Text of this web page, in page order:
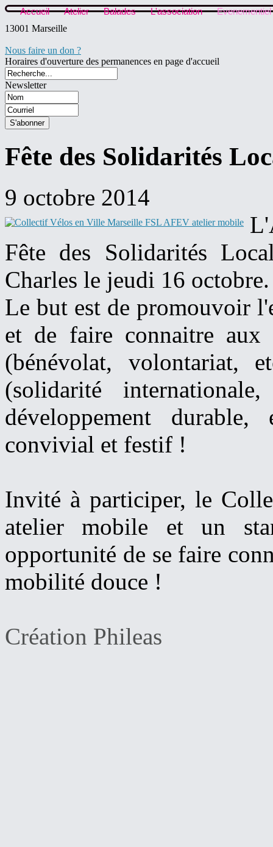
Accueil Atelier Balades L'association
Evenementiel
13001 Marseille
Nous faire un don ?
Horaires d'ouverture des permanences en page d'accueil
Newsletter
Fête des Solidarités
9 octobre 2014
Fête des Solidarités
Charles le jeudi 16 octobre.
Le but est de promouvoir
et de faire connaitre aux
(bénévolat, volontariat,
(solidarité
développement
convivial et festif !
Invité à participer, le
atelier mobile et un
opportunité de se faire
mobilité douce !
Création Phileas